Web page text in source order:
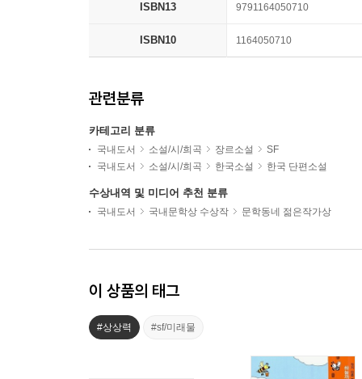
ISBN13 9791164050710
ISBN10 1164050710
관련분류
카테고리 분류
국내도서 소설/시/희곡 장르소설
SF
국내도서
소설/시/희곡 한국소설 한국 단편소설
수상내역 및 미디어 추천 분류
국내도서 국내문학상 수상작 문학동네 젊은작가상
이 상품의 태그
#상상력 #sf/미래물